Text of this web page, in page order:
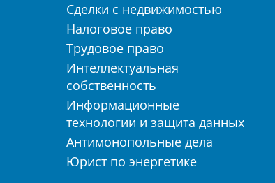
Сделки с недвижимостью
Налоговое право
Трудовое право
Интеллектуальная
собственность
Информационные
технологии и защита данных
Антимонопольные дела
Юрист по энергетике